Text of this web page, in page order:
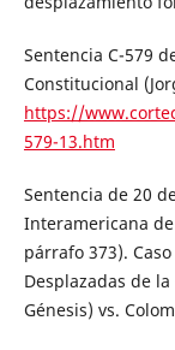
Sentencia C-579
Constitucional
https://
579-13.htm
Sentencia de 20
Interamericana
párrafo 373).
Desplazadas de
Génesis) vs.